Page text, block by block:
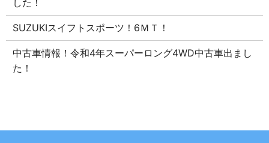
した！
SUZUKIスイフトスポーツ！6ＭＴ！
中古車情報！令和4年スーパーロング4WD中古車出まし
た！